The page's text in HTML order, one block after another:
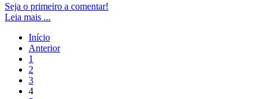
Seja o primeiro a comentar!
Leia mais ...
Início
Anterior
1
2
3
4